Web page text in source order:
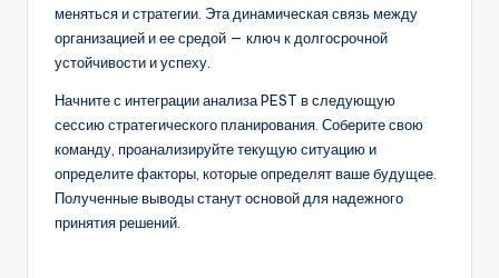
меняться и стратегии. Эта динамическая связь между
организацией и ее средой — ключ к долгосрочной
устойчивости и успеху.
Начните с интеграции анализа PEST в следующую
сессию стратегического планирования. Соберите свою
команду, проанализируйте текущую ситуацию и
определите факторы, которые определят ваше будущее.
Полученные выводы станут основой для надежного
принятия решений.